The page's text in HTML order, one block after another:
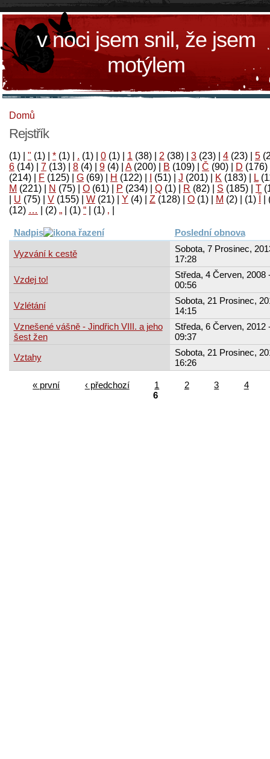
v noci jsem snil, že jsem
motýlem
Domů
Rejstřík
(1) " (1) * (1) . (1) 0 (1) 1 (38) 2 (38) 3 (23) 4 (23) 5
6 (14) 7 (13) 8 (4) 9 (4) A(200) B (109) Č (90) D (176)
(214)
F (125) G (69) H (122) (51) J (201) K (183) L
M (221) N (75) O (61) P (234) Q (1) R (82) S (185) T
U (75) V (155) W (21) Y (4) Z (128) Ο (1) М (2)
(1)
‚
(1)
“
(1)
„
(2)
…
(12)
Nadpis Poslední obnova
Vyzvání k cestě
Sobota, 7 Prosinec,
17:28
Vzdej to!
Středa, 4 Červen, 2008
00:56
Vzlétání
Sobota, 21 Prosinec,
14:15
Vznešené vášně - Jindřich VIII. a jeho
šest žen
Středa, 6 Červen, 2012
09:37
Vztahy
Sobota, 21 Prosinec,
16:26
« první ‹ předchozí 1 2 3
4
6